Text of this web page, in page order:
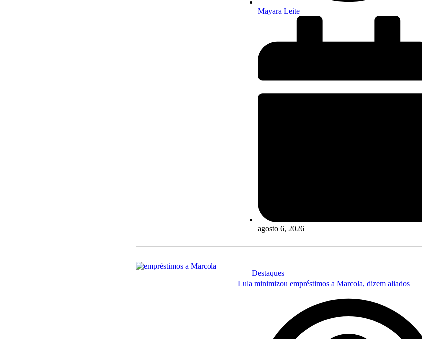
Mayara Leite
agosto 6, 2026
Destaques
Lula minimizou empréstimos a Marcola, dizem aliados